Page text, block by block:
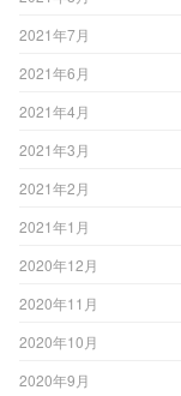
2021年7月
2021年6月
2021年4月
2021年3月
2021年2月
2021年1月
2020年12月
2020年11月
2020年10月
2020年9月